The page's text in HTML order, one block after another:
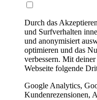
Durch das
und Surfverhalten
und anonymisiert
optimieren und das
verbessern. Mit
Webseite folgende
Google Analytics,
Kundenrezensionen,